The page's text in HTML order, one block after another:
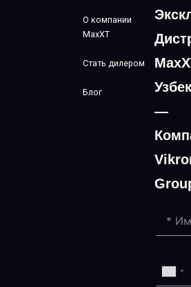
О компании
MaxXT
Стать дилером
Блог
—